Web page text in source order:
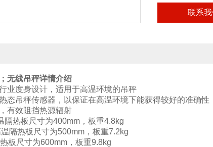
联系
；无线吊秤详情介绍
业度身设计，适用于高温环境的吊秤
态吊秤传感器，以保证在高温环境下能获得较好的准确性
有效阻挡热源辐射
隔热板尺寸为400mm，板重4.8kg
隔热板尺寸为500mm，板重7.2kg
板尺寸为600mm，板重9.8kg